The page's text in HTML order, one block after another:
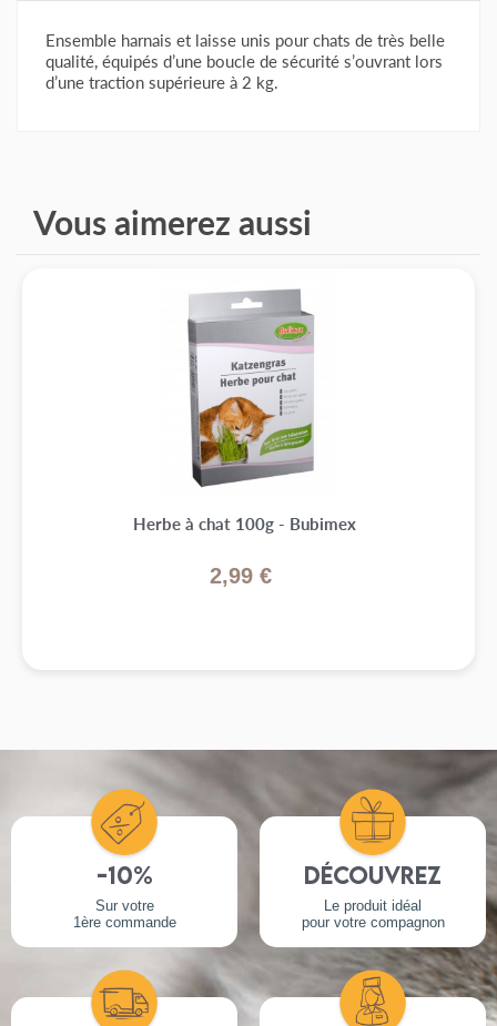
Ensemble harnais et laisse unis pour chats de très belle
qualité, équipés d’une boucle de sécurité s’ouvrant lors
d’une traction supérieure à 2 kg.
Vous aimerez aussi
Herbe à chat 100g - Bubimex
2,99 €
-10%
Sur votre
1ère commande
Découvrez
Le produit idéal
pour votre compagnon